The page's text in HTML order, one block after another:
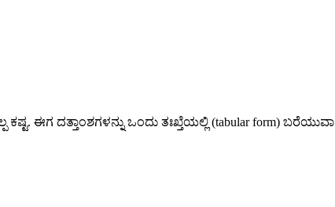
ಕಷ್ಟ. ಈಗ ದತ್ತಾಂಶಗಳನ್ನು ಒಂದು ತಃಖ್ತೆಯಲ್ಲಿ (tabular form)